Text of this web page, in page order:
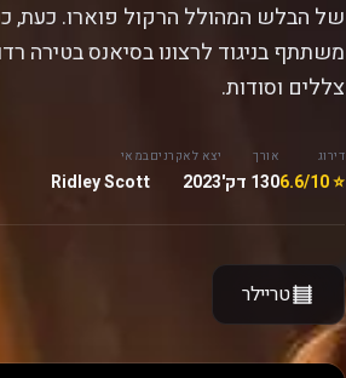
של הבלש המהולל הרקול פוארו. כעת,
משתתף בניגוד לרצונו בסיאנס
צללים וסודות.
דירוג
⭐ 6.6/10
אורך
130 דק'
יצא לאקרנים
2023
במאי
Ridley Scott
טריילר